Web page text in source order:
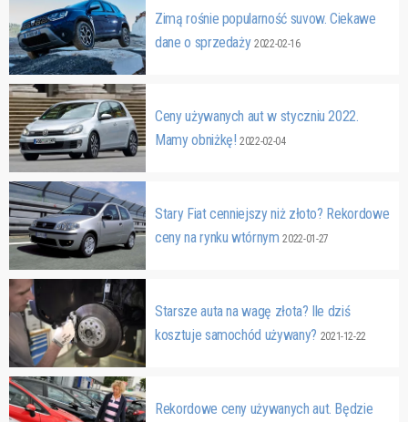
Zimą rośnie popularność suvow. Ciekawe
dane o sprzedaży2022-02-16
Ceny używanych aut w styczniu 2022.
Mamy obniżkę!2022-02-04
Stary Fiat cenniejszy niż złoto? Rekordowe
ceny na rynku wtórnym2022-01-27
Starsze auta na wagę złota? Ile dziś
kosztuje samochód używany? 2021-12-22
Rekordowe ceny używanych aut. Będzie